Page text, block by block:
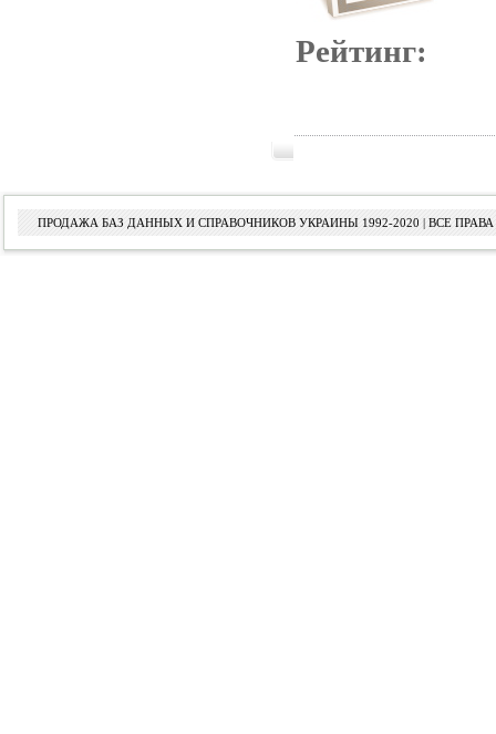
Рейтинг:
ПРОДАЖА БАЗ ДАННЫХ И СПРАВОЧНИКОВ УКРАИНЫ 1992-2020 | ВСЕ